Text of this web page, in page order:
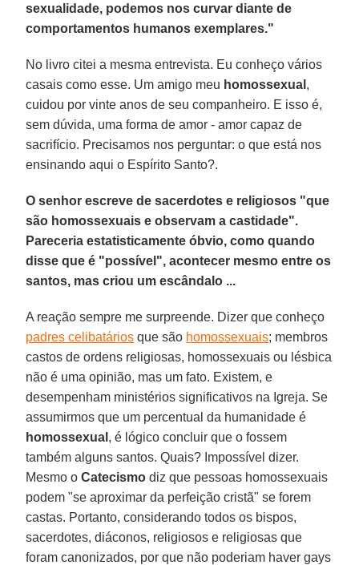
sexualidade, podemos nos curvar diante de
comportamentos humanos exemplares."
No livro citei a mesma entrevista. Eu conheço vários
casais como esse. Um amigo meu homossexual ,
cuidou por vinte anos de seu companheiro. E isso é,
sem dúvida, uma forma de amor - amor capaz de
sacrifício. Precisamos nos perguntar: o que está nos
ensinando aqui o Espírito Santo?.
O senhor escreve de sacerdotes e religiosos "que
são homossexuais e observam a castidade".
Pareceria estatisticamente óbvio, como quando
disse que é "possível", acontecer mesmo entre os
santos, mas criou um escândalo ...
A reação sempre me surpreende. Dizer que conheço
padres celibatários que são homossexuais; membros
castos de ordens religiosas, homossexuais ou lésbica
não é uma opinião, mas um fato. Existem, e
desempenham ministérios significativos na Igreja. Se
assumirmos que um percentual da humanidade é
homossexual , é lógico concluir que o fossem
também alguns santos. Quais? Impossível dizer.
Mesmo oCatecismo diz que pessoas homossexuais
podem "se aproximar da perfeição cristã" se forem
castas. Portanto, considerando todos os bispos,
sacerdotes, diáconos, religiosos e religiosas que
foram canonizados, por que não poderiam haver gays